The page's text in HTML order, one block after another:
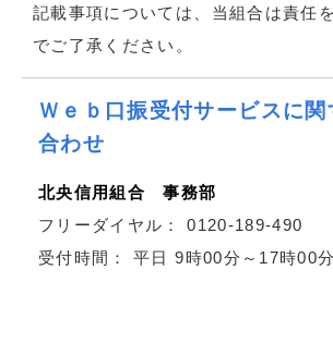
記載事項については、当組合は責任
でご了承ください。
Ｗｅｂ口振受付サービスに関
合わせ
北央信用組合 事務部
フリーダイヤル： 0120-189-490
受付時間： 平日 9時00分～17時00分